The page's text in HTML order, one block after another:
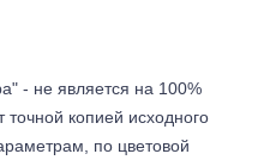
- не является на 100%
точной копией исходного
по цветовой